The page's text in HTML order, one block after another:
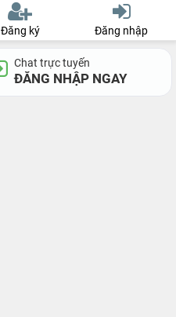
Đăng ký Đăng nhập
Chat trực tuyến
ĐĂNG NHẬP NGAY